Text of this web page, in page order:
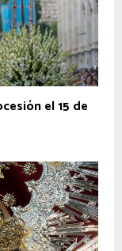
el 15 de